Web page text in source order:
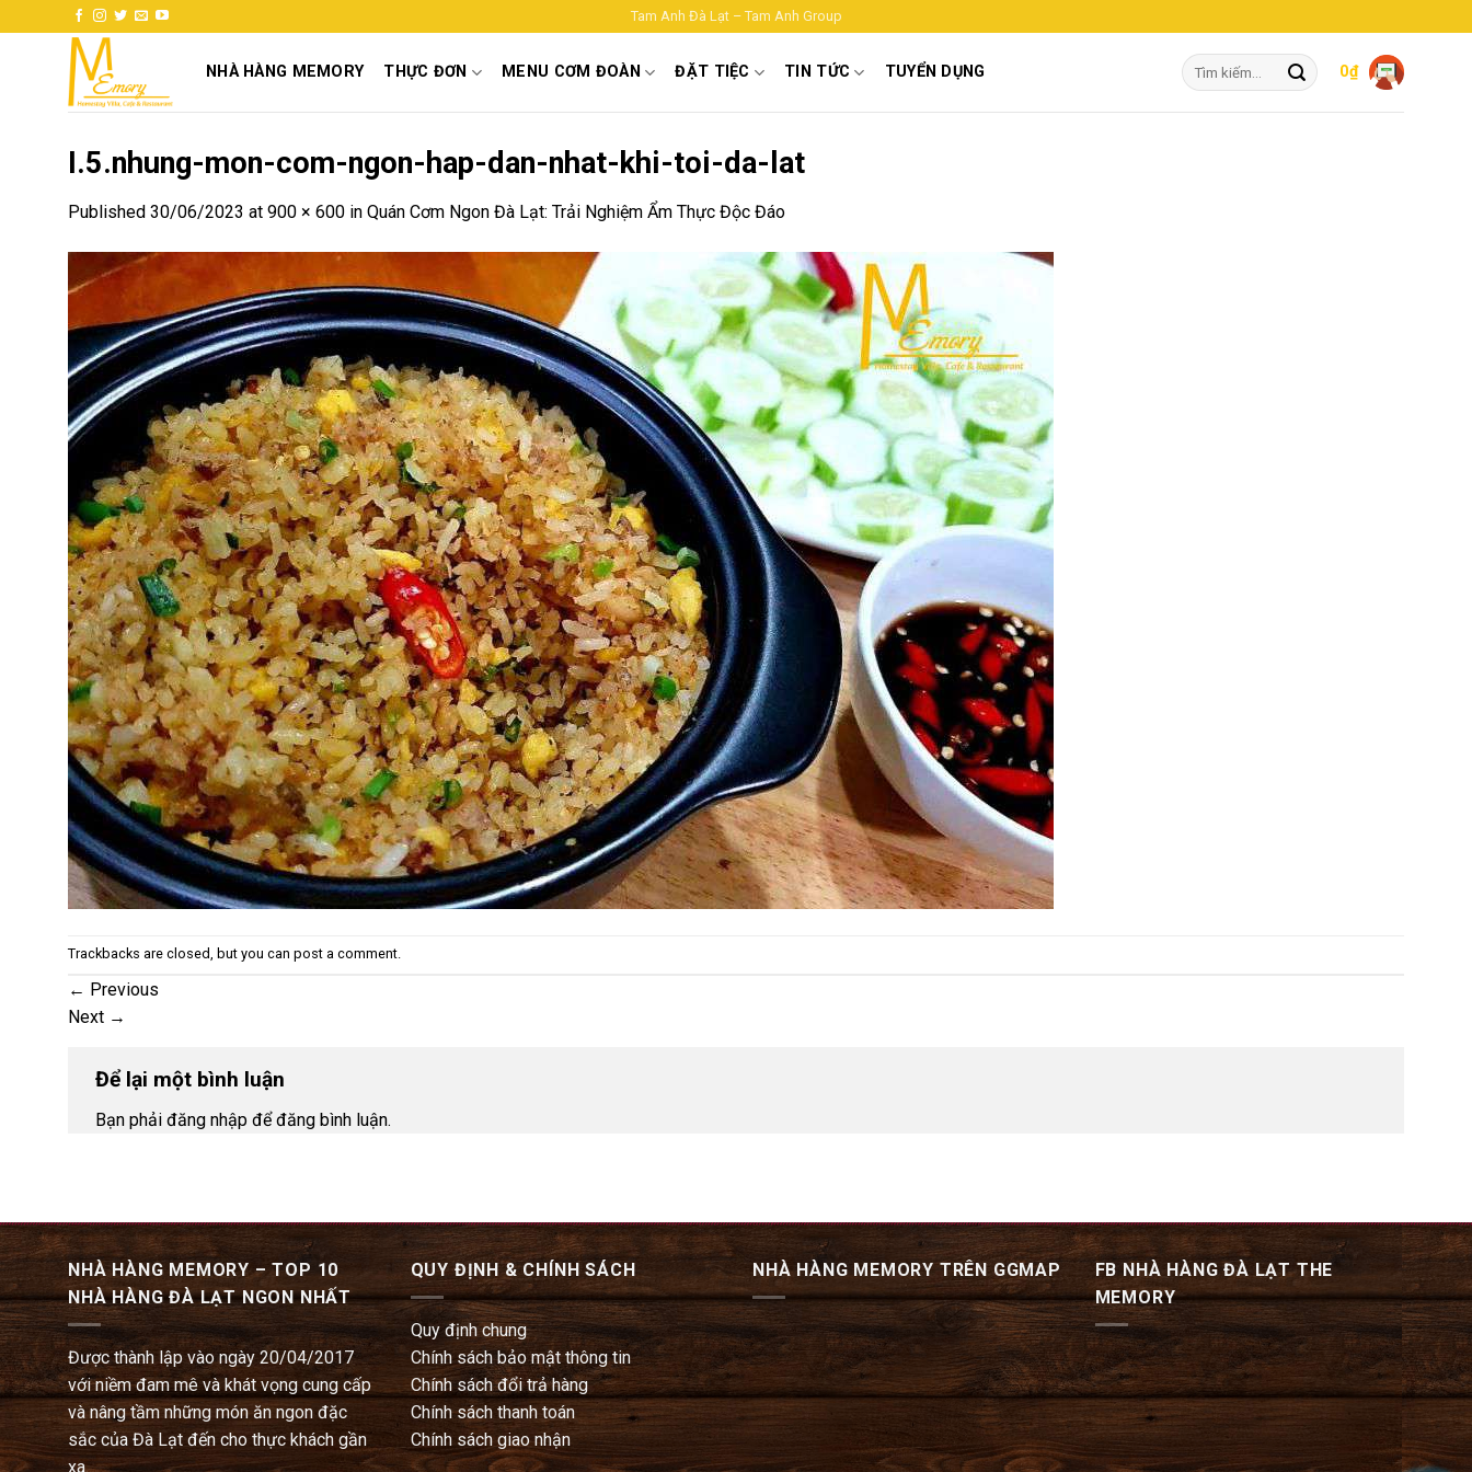
to
Tam Anh Đà Lạt – Tam Anh Group
NHÀ HÀNG MEMORY THỰC ĐƠN MENU CƠM ĐOÀN ĐẶT TIỆC TIN TỨC TUYỂN DỤNG
Tìm
kiếm:
0₫
I.5.nhung-mon-com-ngon-hap-dan-nhat-khi-toi-da-lat
Published 30/06/2023 at 900 × 600 in Quán Cơm Ngon Đà Lạt: Trải Nghiệm Ẩm Thực Độc Đáo
Trackbacks are closed, but you can post a comment
← Previous
Next →
Để lại một bình luận
Bạn phải đăng nhập để đăng bình luận.
NHÀ HÀNG MEMORY – TOP 10
NHÀ HÀNG ĐÀ LẠT NGON NHẤT
Được thành lập vào ngày 20/04/2017
với niềm đam mê và khát vọng cung cấp
và nâng tầm những món ăn ngon đặc
sắc của Đà Lạt đến cho thực khách gần
xa.
QUY ĐỊNH & CHÍNH SÁCH
Quy định chung
Chính sách bảo mật thông tin
Chính sách đổi trả hàng
Chính sách thanh toán
Chính sách giao nhận
NHÀ HÀNG MEMORY TRÊN GGMAP
FB NHÀ HÀNG ĐÀ LẠT THE
MEMORY